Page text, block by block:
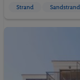
Strand Sandstrand